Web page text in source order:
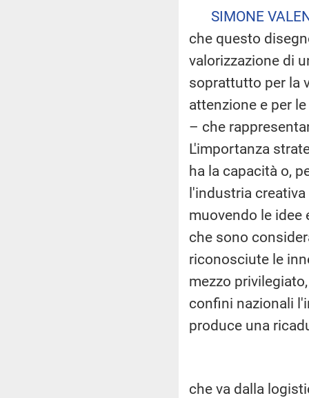
SIMONE
che questo
valorizzazione di
soprattutto per la
attenzione e per
– che
L'importanza
ha la capacità o,
l'industria
muovendo le idee
che sono
riconosciute le
mezzo
confini nazionali
produce una
che va dalla